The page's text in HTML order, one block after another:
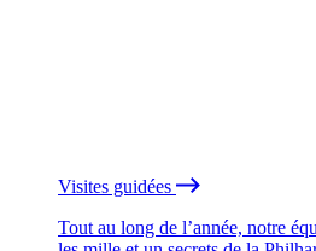
Visites guidées
Tout au long de l’année, notre